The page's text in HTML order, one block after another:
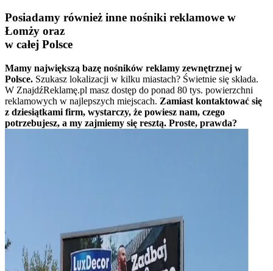
Posiadamy również inne nośniki reklamowe w
Łomży oraz
w całej Polsce
Mamy największą bazę nośników reklamy zewnętrznej w
Polsce. Szukasz lokalizacji w kilku miastach? Świetnie się składa.
W ZnajdźReklamę.pl masz dostęp do ponad 80 tys. powierzchni
reklamowych w najlepszych miejscach. Zamiast kontaktować się
z dziesiątkami firm, wystarczy, że powiesz nam, czego
potrzebujesz, a my zajmiemy się resztą. Proste, prawda?